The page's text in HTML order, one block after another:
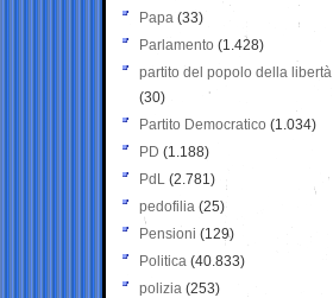
Papa (33)
Parlamento (1.428)
partito del popolo della libertà
(30)
Partito Democratico (1.034)
PD (1.188)
PdL (2.781)
pedofilia (25)
Pensioni (129)
Politica (40.833)
polizia (253)